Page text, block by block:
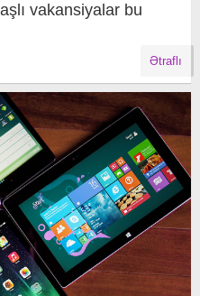
vakansiyalar bu
Ətraflı